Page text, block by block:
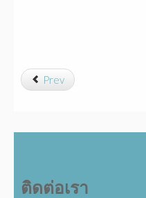
Prev
ติดต่อเรา